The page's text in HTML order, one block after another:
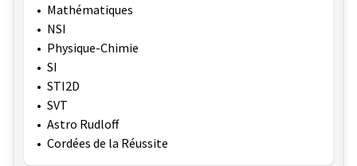
• Mathématiques
• NSI
• Physique-Chimie
• SI
• STI2D
• SVT
• Astro Rudloff
• Cordées de la Réussite